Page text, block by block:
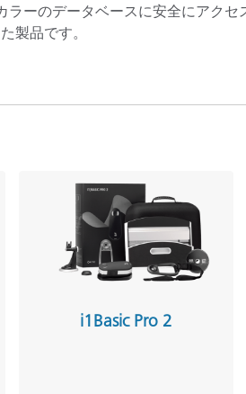
ーのデータベースに安全にアクセ
製品です。
i1Basic Pro 2